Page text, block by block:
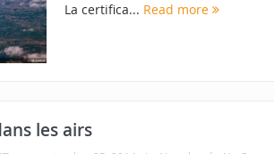
La certifica... Read more
les airs